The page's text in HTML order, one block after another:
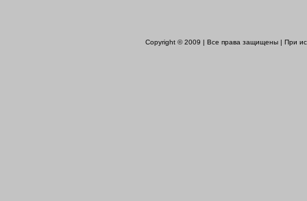
Copyright © 2009 | Все права защищены | При